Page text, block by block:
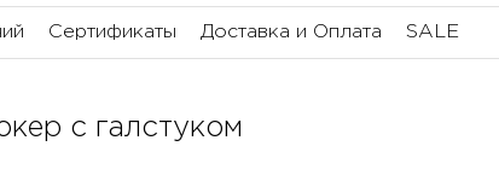
Сертификаты Доставка и Оплата SALE
с галстуком